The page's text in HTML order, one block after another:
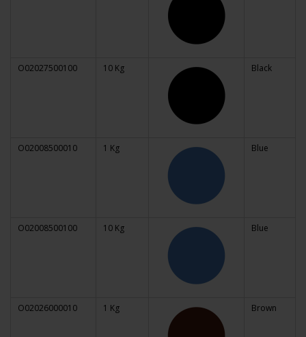
O02027500100 10 Kg Black
O02008500010 1 Kg Blue
O02008500100 10 Kg Blue
O02026000010 1 Kg Brown